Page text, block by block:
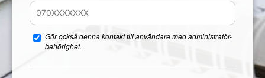
Gör också denna kontakt till användare med administratör-
behörighet.